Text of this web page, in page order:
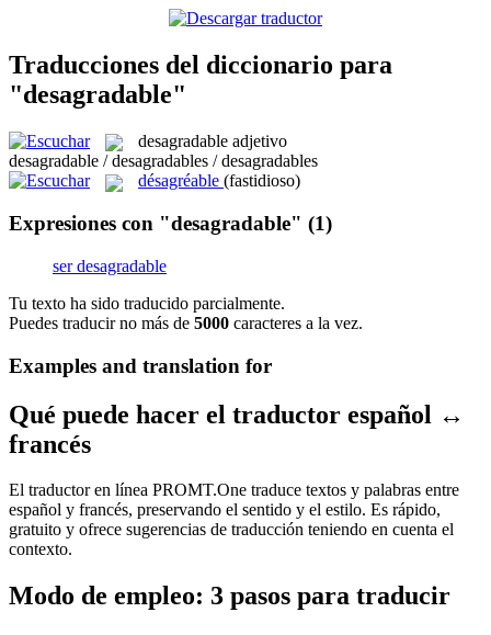
Traducciones del diccionario para
"desagradable"
desagradable adjetivo
desagradable / desagradables / desagradables
désagréable (fastidioso)
Expresiones con "desagradable" (1)
ser desagradable
Tu texto ha sido traducido parcialmente.
Puedes traducir no más de 5000 caracteres a la vez.
Examples and translation for
Qué puede hacer el traductor español ↔
francés
El traductor en línea PROMT.One traduce textos y palabras entre
español y francés, preservando el sentido y el estilo. Es rápido,
gratuito y ofrece sugerencias de traducción teniendo en cuenta el
contexto.
Modo de empleo: 3 pasos para traducir